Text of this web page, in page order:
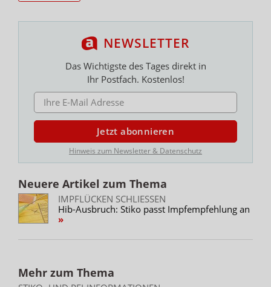
NEWSLETTER
Das Wichtigste des Tages direkt in
Ihr Postfach. Kostenlos!
E-MAIL ADRESSE
Jetzt abonnieren
Hinweis zum Newsletter & Datenschutz
Neuere Artikel zum Thema
IMPFLÜCKEN SCHLIESSEN
Hib-Ausbruch: Stiko passt Impfempfehlung an
Mehr zum Thema